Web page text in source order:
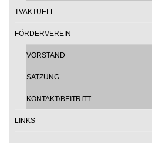
TVAKTUELL
FÖRDERVEREIN
VORSTAND
SATZUNG
KONTAKT/BEITRITT
LINKS